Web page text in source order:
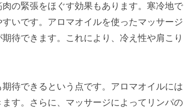
の緊張をほぐす効果もあります。寒冷地で
いです。アロマオイルを使ったマッサージ
待できます。これにより、冷え性や肩こり
待できるという点です。アロマオイルには
す。さらに、マッサージによってリンパの